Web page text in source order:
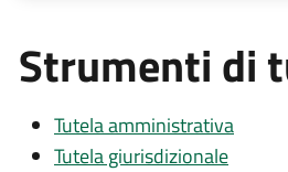
Strumenti di
Tutela amministrativa
Tutela giurisdizionale